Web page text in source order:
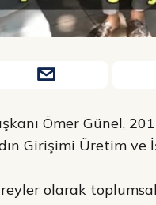
Ömer Günel,
Girişimi Üretim
olarak